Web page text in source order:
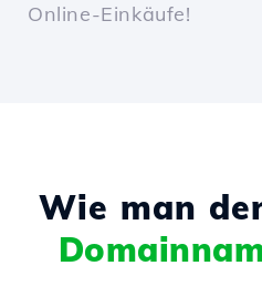
Online-Einkäufe!
Wie man